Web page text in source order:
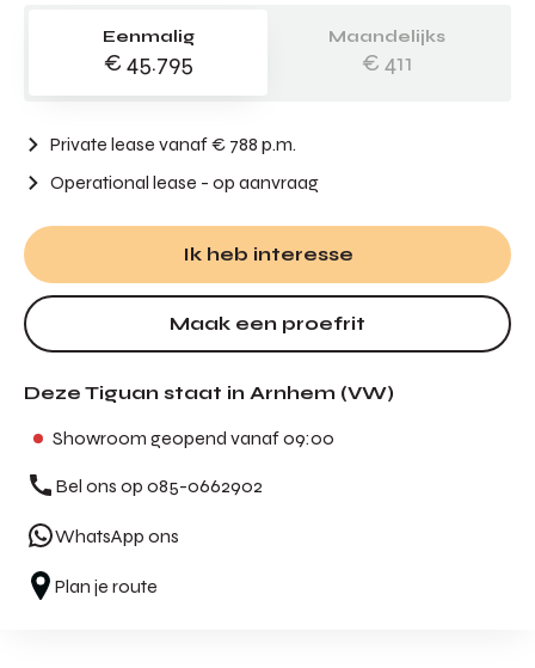
Eenmalig
€ 45.795
Maandelijks
€ 411
Private lease vanaf € 788 p.m.
Operational lease - op aanvraag
Ik heb interesse
Maak een proefrit
Deze Tiguan staat in Arnhem (VW)
Showroom geopend vanaf 09:00
Bel ons op 085-0662902
WhatsApp ons
Plan je route